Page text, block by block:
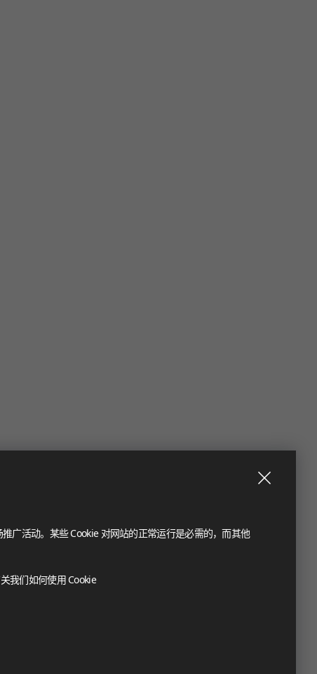
广活动。某些 Cookie 对网站的正常运行是必需的，而其他
我们如何使用 Cookie